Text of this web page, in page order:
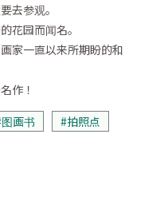
去参观。
花园而闻名。
家一直以来所期盼的和
作！
画书
#拍照点